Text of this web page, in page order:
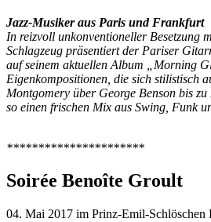
Jazz-Musiker aus Paris und Frankfurt
In reizvoll unkonventioneller Besetzung
Schlagzeug präsentiert der Pariser
auf seinem aktuellen Album „Morning
Eigenkompositionen, die sich stilistisch
Montgomery über George Benson bis zu
so einen frischen Mix aus Swing, Funk
**********************
Soirée Benoîte Groult
04. Mai 2017 im Prinz-Emil-Schlöschen